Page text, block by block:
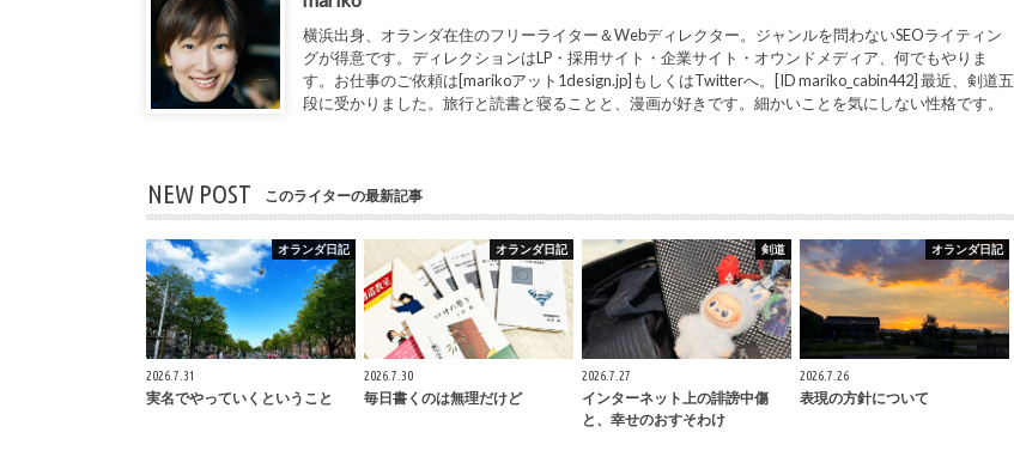
横浜出身、オランダ在住のフリーライター＆Webディレクター。ジャンルを問わないSEOライティン
グが得意です。ディレクションはLP・採用サイト・企業サイト・オウンドメディア、何でもやりま
す。お仕事のご依頼は[marikoアット1design.jp]もしくはTwitterへ。[ID mariko_cabin442] 最近、剣道五
段に受かりました。旅行と読書と寝ることと、漫画が好きです。細かいことを気にしない性格です。
NEW POST このライターの最新記事
オランダ日記
2026.7.31
実名でやっていくということ
オランダ日記
2026.7.30
毎日書くのは無理だけど
剣道
2026.7.27
インターネット上の誹謗中傷
と、幸せのおすそわけ
オランダ日記
2026.7.26
表現の方針について